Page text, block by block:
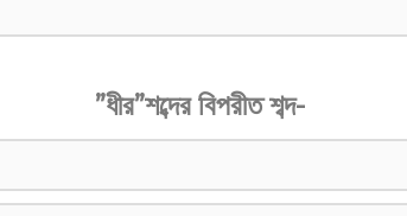
”ধীর”শব্দের বিপরীত শব্দ-